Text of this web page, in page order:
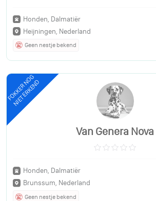
Honden, Dalmatiër
Heijningen, Nederland
Geen nestje bekend
FOKKER NOG
NIET ERKEND
Van Genera Nova
Honden, Dalmatiër
Brunssum, Nederland
Geen nestje bekend